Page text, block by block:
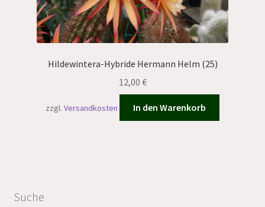
Hildewintera-Hybride Hermann Helm (25)
12,00 €
zzgl.Versandkosten In den Warenkorb
Suche